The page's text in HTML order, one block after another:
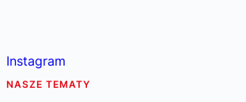
Instagram
NASZE TEMATY